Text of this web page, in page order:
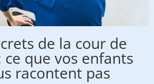
de la cour de
ce que vos enfants
racontent pas